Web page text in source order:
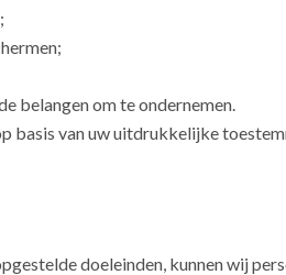
belangen om te ondernemen.
basis van uw uitdrukkelijke
doeleinden, kunnen wij